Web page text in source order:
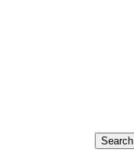
Search